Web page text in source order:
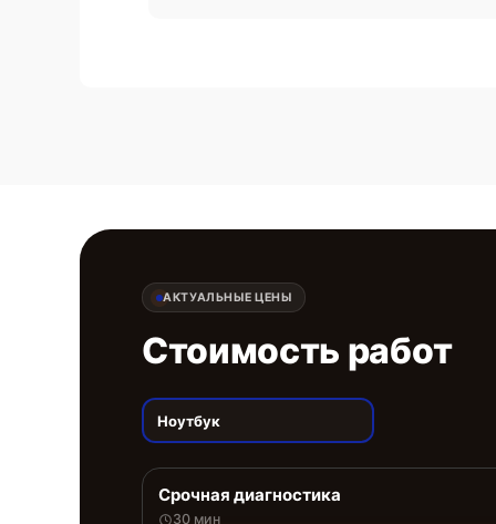
АКТУАЛЬНЫЕ ЦЕНЫ
Стоимость работ
Ноутбук
Срочная диагностика
30 мин